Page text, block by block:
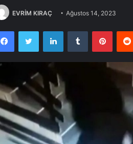
EVRİM KIRAÇ Ağustos 14, 2023
FacebookTwitter LinkedInTumblr